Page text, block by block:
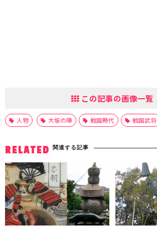
この記事の画像一覧
人物 大坂の陣 戦国時代 戦国武将
RELATED 関連する記事